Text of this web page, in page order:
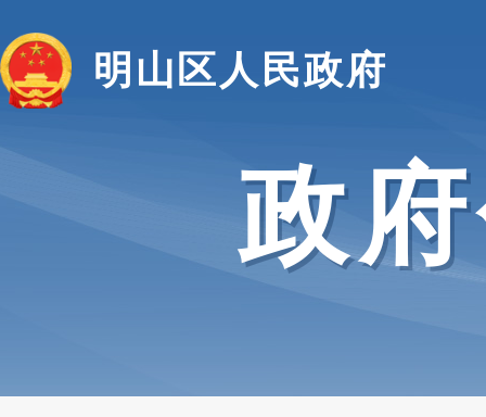
明山区人民政府
政